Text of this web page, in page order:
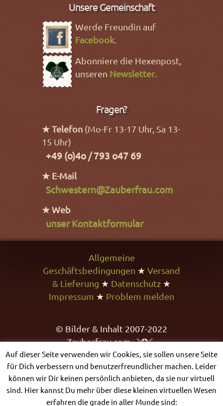
Unsere Gemeinschaft
Werde Freundin auf
Facebook.
Abonniere die Hexenpost,
unseren Newsletter.
Fragen?
★ Telefon (Mo-Fr 13-17 Uhr, Sa 13-
15 Uhr)
+49 (o)4o / 793 o47 69
★ E-Mail
Schwestern@Zauberfrau.com
★ Web
unser Kontaktformular
Allgemeine
Geschäftsbedingungen ★ Versand
& Lieferung ★ Datenschutz ★
Impressum ★ Problem melden
© Bilder & Inhalt 2007-2022
Zauberfrau.com ☽✪☾
Auf dieser Seite verwenden wir Cookies, sie sollen unsere Seite
für Dich verbessern und benutzerfreundlicher machen. Leider
können wir Dir keinen persönlich anbieten, da sie nur virtuell
sind. Hier kannst Du mehr über diese kleinen virtuellen Wesen
erfahren die grade in aller Munde sind: